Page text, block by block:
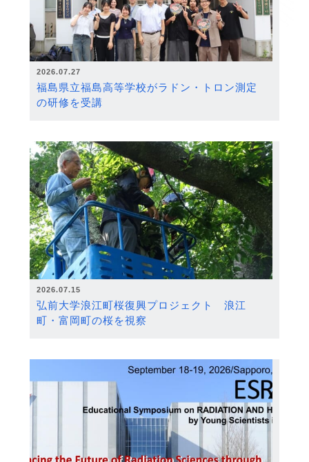
2026.07.27
福島県立福島高等学校がラドン・トロン測定
の研修を受講
2026.07.15
弘前大学浪江町桜復興プロジェクト 浪江
町・富岡町の桜を視察